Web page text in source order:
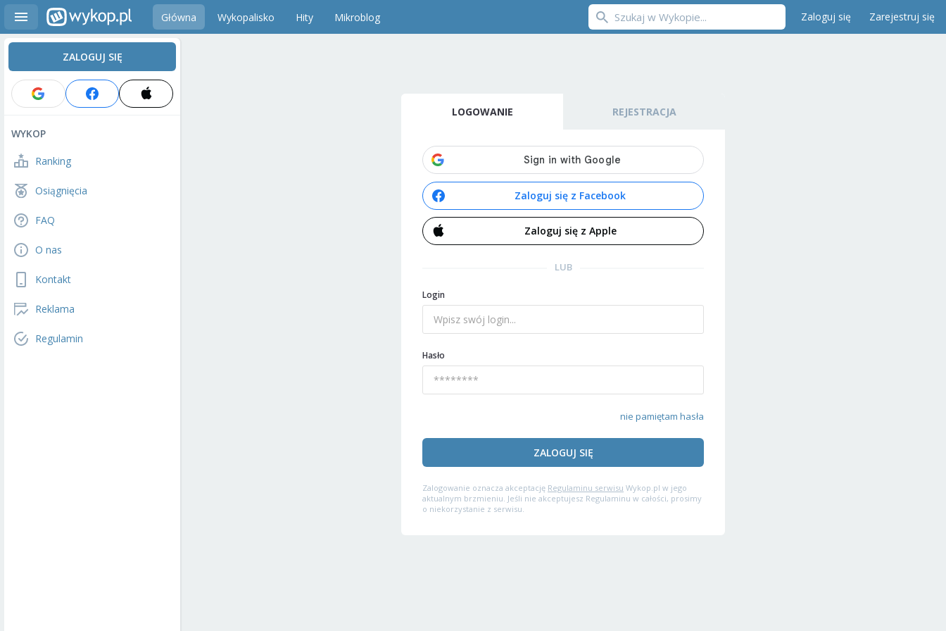
Główna Wykopalisko Hity Mikroblog Zaloguj się Zarejestruj się
ZALOGUJ SIĘ
WYKOP
Ranking
Osiągnięcia
FAQ
O nas
Kontakt
Reklama
Regulamin
LOGOWANIE REJESTRACJA
Zaloguj się z Facebook
Zaloguj się z Apple
LUB
Login
Hasło
nie pamiętam hasła
ZALOGUJ SIĘ
Zalogowanie oznacza akceptację Regulaminu serwisu Wykop.pl w jego
aktualnym brzmieniu. Jeśli nie akceptujesz Regulaminu w całości, prosimy
o niekorzystanie z serwisu.